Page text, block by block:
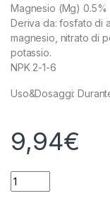
Magnesio (Mg) 0.5%
Deriva da: fosfato di
magnesio, nitrato di
potassio.
NPK 2-1-6
Uso&Dosaggi:
9,94€
ADVANCED